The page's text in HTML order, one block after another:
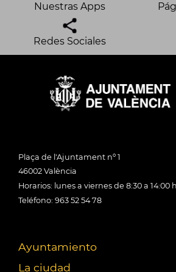
Nuestras Apps
Redes Sociales
Plaça de l'Ajuntament nº 1
46002 València
Horarios: lunes a viernes de 8:30 a 14:00
Teléfono: 963 52 54 78
Ayuntamiento
La ciudad